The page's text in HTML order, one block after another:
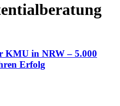
KMU in NRW – 5.000
Erfolg